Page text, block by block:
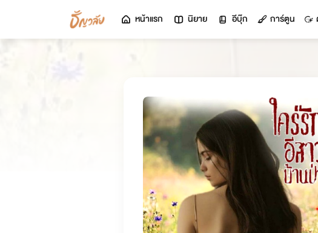
หน้าแรก นิยาย อีบุ๊ก การ์ตูน